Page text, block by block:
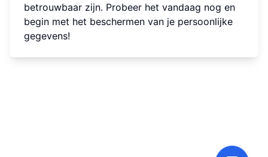
betrouwbaar zijn. Probeer het vandaag nog en
begin met het beschermen van je persoonlijke
gegevens!